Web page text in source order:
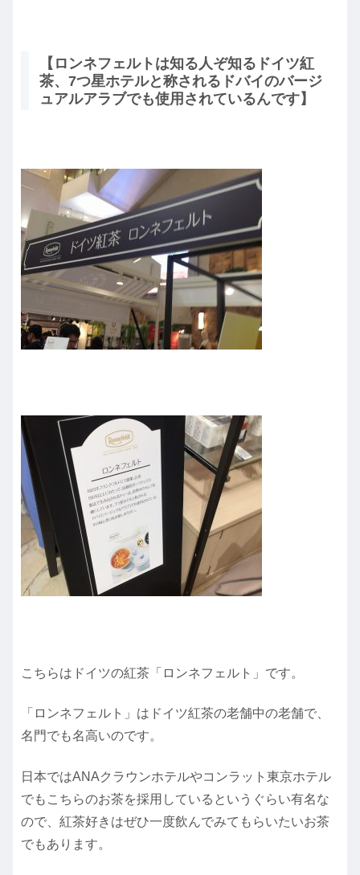
【ロンネフェルトは知る人ぞ知るドイツ紅
茶、7つ星ホテルと称されるドバイのバージ
ュアルアラブでも使用されているんです】
こちらはドイツの紅茶「ロンネフェルト」です。
「ロンネフェルト」はドイツ紅茶の老舗中の老舗で、
名門でも名高いのです。
日本ではANAクラウンホテルやコンラット東京ホテル
でもこちらのお茶を採用しているというぐらい有名な
ので、紅茶好きはぜひ一度飲んでみてもらいたいお茶
でもあります。